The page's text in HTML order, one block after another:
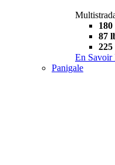
180
87
225
En Savoir
Panigale